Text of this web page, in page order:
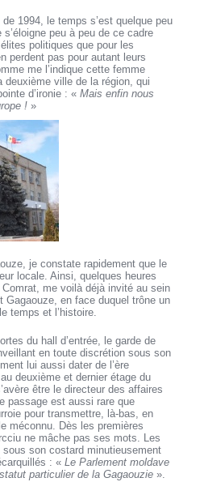
1994, le temps s’est quelque peu
peu à peu de ce cadre
politiques que pour les
perdent pas pour autant leurs
me l’indique cette femme
deuxième ville de la région, qui
d’ironie : «Mais enfin nous
! »
je constate rapidement que le
locale. Ainsi, quelques heures
me voilà déjà invité au sein
Gagaouze, en face duquel trône un
temps et l’histoire.
du hall d’entrée, le garde de
en toute discrétion sous son
lui aussi dater de l’ère
deuxième et dernier étage du
être le directeur des affaires
passage est aussi rare que
pour transmettre, là-bas, en
méconnu. Dès les premières
ne mâche pas ses mots. Les
son costard minutieusement
: «Le Parlement moldave
particulier de la Gagaouzie ».